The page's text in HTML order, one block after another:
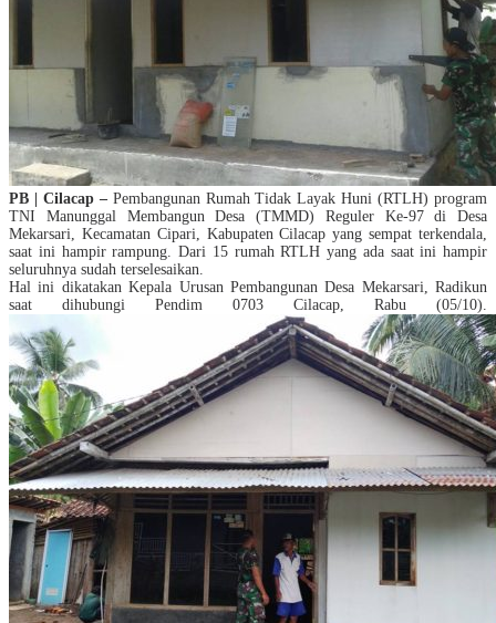
PB | Cilacap –Pembangunan Rumah Tidak Layak Huni (RTLH) program
TNI Manunggal Membangun Desa (TMMD) Reguler Ke-97 di Desa
Mekarsari, Kecamatan Cipari, Kabupaten Cilacap yang sempat terkendala,
saat ini hampir rampung. Dari 15 rumah RTLH yang ada saat ini hampir
seluruhnya sudah terselesaikan.
Hal ini dikatakan Kepala Urusan Pembangunan Desa Mekarsari, Radikun
saat dihubungi Pendim 0703 Cilacap, Rabu (05/10).